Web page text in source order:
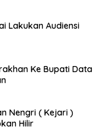
Lakukan Audiensi
Ke Bupati Data
( Kejari )
Hilir